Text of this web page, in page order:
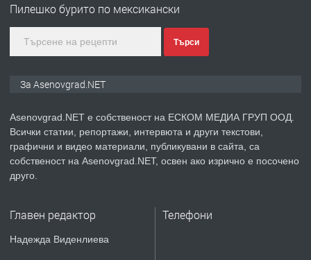
преди 2 години
ПРЕДЛАГА
Давам индивидуалани уроци по
Пилешко бурито по мексикански
Търси
За Asenovgrad.NET
Asenovgrad.NET е собственост на ЕСКОМ МЕДИА ГРУП ООД.
Всички статии, репортажи, интервюта и други текстови,
графични и видео материали, публикувани в сайта, са
собственост на Asenovgrad.NET, освен ако изрично е посочено
друго.
Главен редактор
Надежда Виденлиева
Телефони